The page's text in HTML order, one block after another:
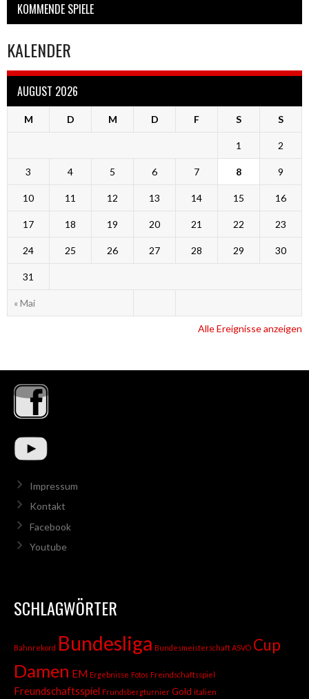
KOMMENDE SPIELE
KALENDER
AUGUST 2026
M D M D F S S
« Mai
1 2
3 4 5 6 7 8 9
10 11 12 13 14 15 16
17 18 19 20 21 22 23
24 25 26 27 28 29 30
31
Alle Ereignisse anzeigen
Impressum
Kontakt
Facebook
Youtube
SCHLAGWÖRTER
Bahnrekord Bundesliga Bundesmeisterschaft ASVÖ Cup
Damen EM Ergebnisse Fotos Freindschaftsspiel
Freundschaftsspiel Frundsbergturnier Gold italien